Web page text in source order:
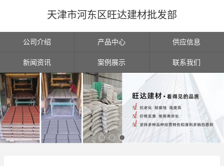
天津市河东区旺达建材批发部
公司介绍 产品中心 供应信息
新闻资讯 案例展示 联系我们